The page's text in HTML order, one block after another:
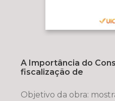
A Importância do
fiscalização de
Objetivo da obra: